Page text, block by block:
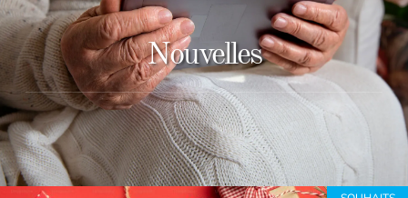
Nouvelles